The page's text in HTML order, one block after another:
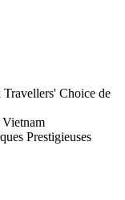
Travellers' Choice de
Vietnam
Prestigieuses